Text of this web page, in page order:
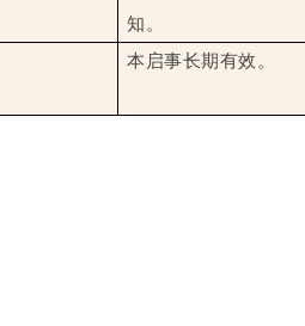
知。
本启事长期有效。